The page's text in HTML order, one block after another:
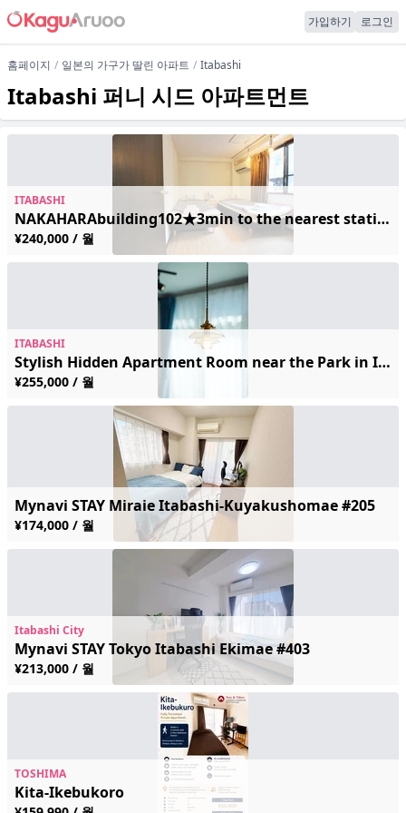
가입하기 로그인
홈페이지 일본의 가구가 딸린 아파트 Itabashi
Itabashi 퍼니 시드 아파트먼트
ITABASHI
NAKAHARAbuilding102★3min to the nearest station♪Ikebukuro 13 min
¥240,000 / 월
ITABASHI
Stylish Hidden Apartment Room near the Park in Itabashi Area
¥255,000 / 월
Mynavi STAY Miraie Itabashi-Kuyakushomae #205
¥174,000 / 월
Itabashi City
Mynavi STAY Tokyo Itabashi Ekimae #403
¥213,000 / 월
TOSHIMA
Kita-Ikebukoro